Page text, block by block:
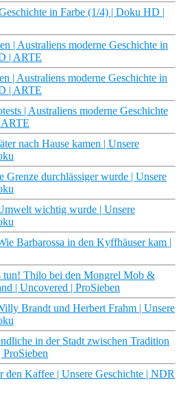
in Farbe (1/4) | Doku HD |
| Australiens moderne Geschichte in
| ARTE
| Australiens moderne Geschichte in
| ARTE
| Australiens moderne Geschichte
nach Hause kamen | Unsere
durchlässiger wurde | Unsere
wichtig wurde | Unsere
Barbarossa in den Kyffhäuser kam |
tun! Thilo bei den Mongrel Mob &
| Uncovered | ProSieben
Brandt und Herbert Frahm | Unsere
in der Stadt zwischen Tradition
den Kaffee | Unsere Geschichte | NDR